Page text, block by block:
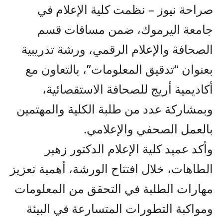
صراحة نيوز – نظمت كلية الإعلام في
جامعة اليرموك، ضمن مساقات قسم
الصحافة والإعلام الرقمي، ورشة تدريبية
بعنوان “تدقيق المعلومات”، بالتعاون مع
أكاديمية أريج للصحافة الاستقصائية،
وبمشاركة عدد من طلبة الكلية والمهتمين
بالعمل الصحفي والإعلامي.
وأكد عميد كلية الإعلام الدكتور زهير
الطاهات، خلال افتتاح الورشة، أهمية تعزيز
مهارات الطلبة في التحقق من المعلومات
ومواكبة التطورات المتسارعة في البيئة